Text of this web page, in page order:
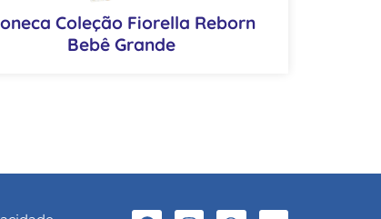
Coleção Fiorella Reborn
Bebê Grande